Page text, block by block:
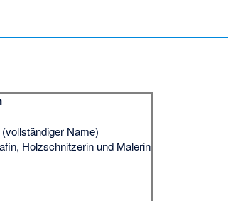
Name)
Holzschnitzerin und Malerin